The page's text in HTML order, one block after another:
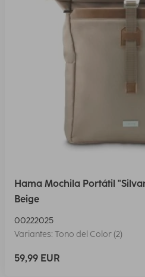
Hama Mochila Portátil
Beige
00222025
Variantes: Tono del Color (2)
59,99 EUR